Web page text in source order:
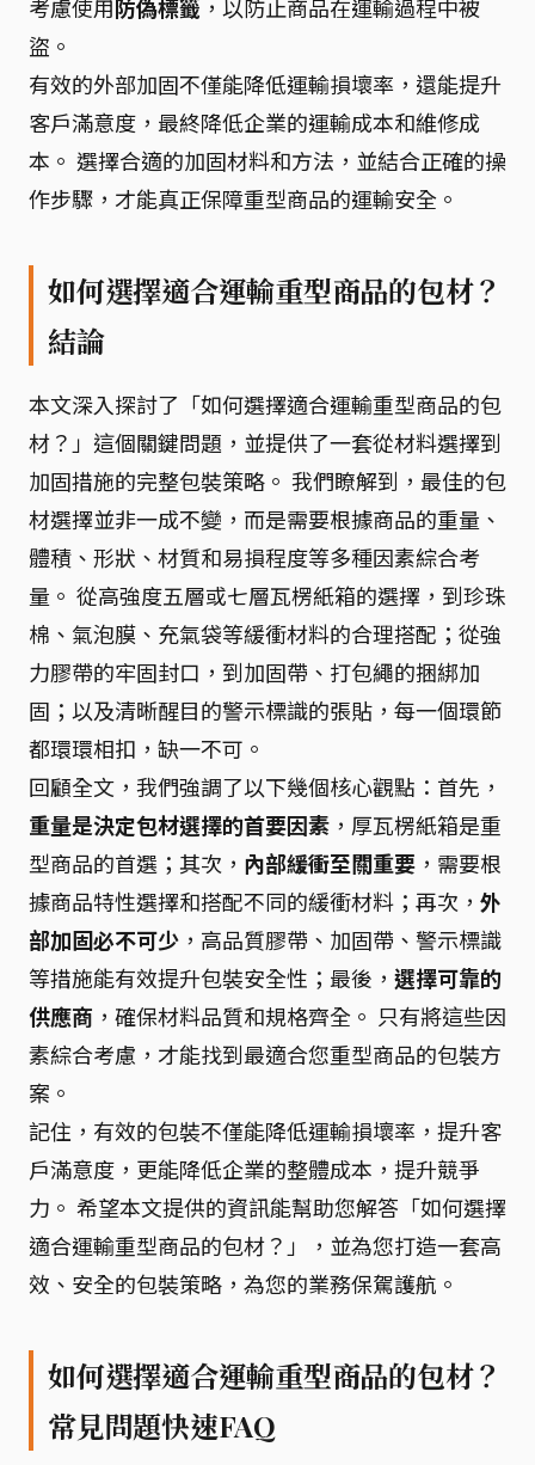
考慮使用防偽標籤 ，以防止商品在運輸過程中被
盜。
有效的外部加固不僅能降低運輸損壞率，還能提升
客戶滿意度，最終降低企業的運輸成本和維修成
本。 選擇合適的加固材料和方法，並結合正確的操
作步驟，才能真正保障重型商品的運輸安全。
如何選擇適合運輸重型商品的包材？
結論
本文深入探討了「如何選擇適合運輸重型商品的包
材？」這個關鍵問題，並提供了一套從材料選擇到
加固措施的完整包裝策略。 我們瞭解到，最佳的包
材選擇並非一成不變，而是需要根據商品的重量、
體積、形狀、材質和易損程度等多種因素綜合考
量。 從高強度五層或七層瓦楞紙箱的選擇，到珍珠
棉、氣泡膜、充氣袋等緩衝材料的合理搭配；從強
力膠帶的牢固封口，到加固帶、打包繩的捆綁加
固；以及清晰醒目的警示標識的張貼，每一個環節
都環環相扣，缺一不可。
回顧全文，我們強調了以下幾個核心觀點：首先，
重量是決定包材選擇的首要因素 ，厚瓦楞紙箱是重
型商品的首選；其次， 內部緩衝至關重要 ，需要根
據商品特性選擇和搭配不同的緩衝材料；再次， 外
部加固必不可少 ，高品質膠帶、加固帶、警示標識
等措施能有效提升包裝安全性；最後， 選擇可靠的
供應商 ，確保材料品質和規格齊全。 只有將這些因
素綜合考慮，才能找到最適合您重型商品的包裝方
案。
記住，有效的包裝不僅能降低運輸損壞率，提升客
戶滿意度，更能降低企業的整體成本，提升競爭
力。 希望本文提供的資訊能幫助您解答「如何選擇
適合運輸重型商品的包材？」，並為您打造一套高
效、安全的包裝策略，為您的業務保駕護航。
如何選擇適合運輸重型商品的包材？
常見問題快速FAQ